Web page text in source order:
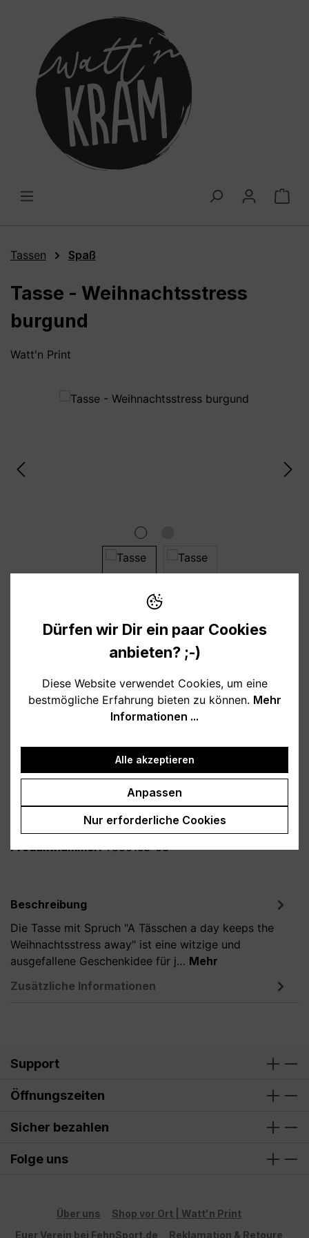
Tassen Spaß
Tasse - Weihnachtsstress
burgund
Watt'n Print
Bildergalerie überspringen
10,95 €
Verfügbar, Lieferzeit: 1-3 Tage
Produkt Anzahl: Gib den gewünschten
In den Warenkorb
Produktnummer:T800163-03
Beschreibung
Die Tasse mit Spruch "A Tässchen a day keeps the
Weihnachtsstress away" ist eine witzige und
ausgefallene Geschenkidee für j… Mehr
Zusätzliche Informationen
Support
Öffnungszeiten
Sicher bezahlen
Folge uns
Über uns
Shop vor Ort | Watt'n Print
Euer Verein bei FehnSport.de
Reklamation & Retoure
Dürfen wir Dir ein paar Cookies
anbieten? ;-)
Diese Website verwendet Cookies, um eine
bestmögliche Erfahrung bieten zu können. Mehr
Informationen ...
Alle akzeptieren
Anpassen
Nur erforderliche Cookies